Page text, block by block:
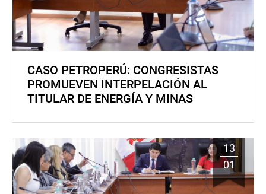
CASO PETROPERÚ: CONGRESISTAS
PROMUEVEN INTERPELACIÓN AL
TITULAR DE ENERGÍA Y MINAS
13
01